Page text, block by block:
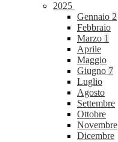
2025
Gennaio 2
Febbraio
Marzo 1
Aprile
Maggio
Giugno 7
Luglio
Agosto
Settembre
Ottobre
Novembre
Dicembre